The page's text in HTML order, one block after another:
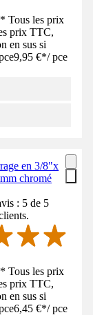
Tous les prix
prix TTC,
en sus si
9,95 €*/ pce
en 3/8"x
chromé
: 5 de 5
Tous les prix
prix TTC,
en sus si
6,45 €*/ pce